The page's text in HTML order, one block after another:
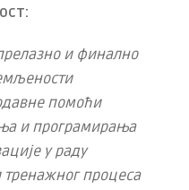
и финално
помоћи
и програмирања
у раду
процеса